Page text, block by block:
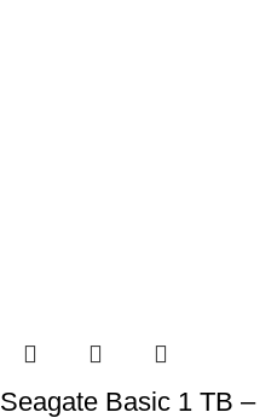
Seagate Basic 1 TB –